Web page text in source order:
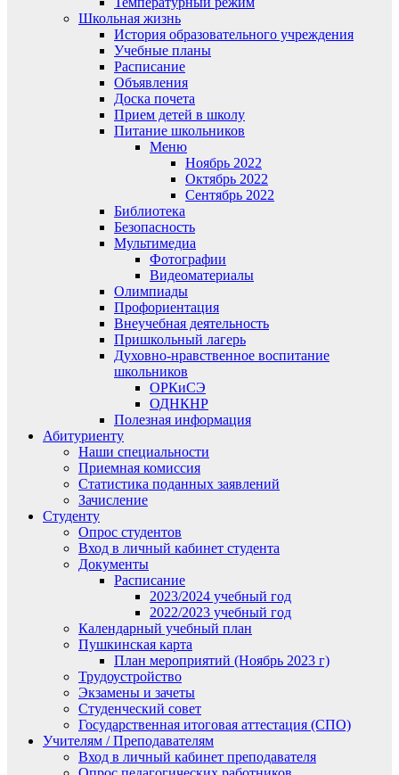
Школьная жизнь
История образовательного учреждения
Учебные планы
Расписание
Объявления
Доска почета
Прием детей в школу
Питание школьников
Меню
Ноябрь 2022
Октябрь 2022
Сентябрь 2022
Библиотека
Безопасность
Мультимедиа
Фотографии
Видеоматериалы
Олимпиады
Профориентация
Внеучебная деятельность
Пришкольный лагерь
Духовно-нравственное воспитание
школьников
ОРКиСЭ
ОДНКНР
Полезная информация
Абитуриенту
Наши специальности
Приемная комиссия
Статистика поданных заявлений
Зачисление
Студенту
Опрос студентов
Вход в личный кабинет студента
Документы
Расписание
2023/2024 учебный год
2022/2023 учебный год
Календарный учебный план
Пушкинская карта
План мероприятий (Ноябрь 2023 г)
Трудоустройство
Экзамены и зачеты
Студенческий совет
Государственная итоговая аттестация (СПО)
Учителям / Преподавателям
Вход в личный кабинет преподавателя